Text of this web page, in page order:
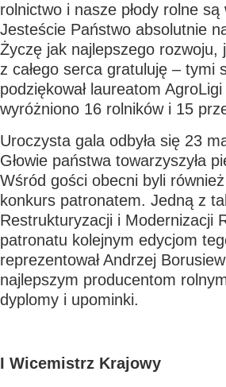
rolnictwo i nasze płody rolne
Jesteście Państwo absolutnie
Życzę jak najlepszego rozwoju,
z całego serca gratuluję – tymi
podziękował laureatom
wyróżniono 16 rolników i 15
Uroczysta gala odbyła się 23
Głowie państwa towarzyszyła
Wśród gości obecni byli
konkurs patronatem. Jedną z
Restrukturyzacji i Modernizacji
patronatu kolejnym edycjom
reprezentował Andrzej
najlepszym producentom
dyplomy i upominki.
I Wicemistrz Krajowy